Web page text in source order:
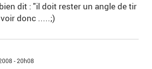
dit : "il doit rester un angle de tir
donc .....;)
- 20h08